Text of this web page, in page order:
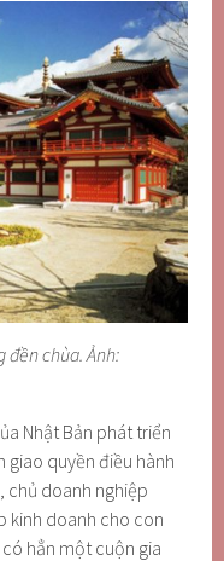
đền chùa. Ảnh:
Nhật Bản phát triển
giao quyền điều hành
chủ doanh nghiệp
kinh doanh cho con
hẳn một cuộn gia